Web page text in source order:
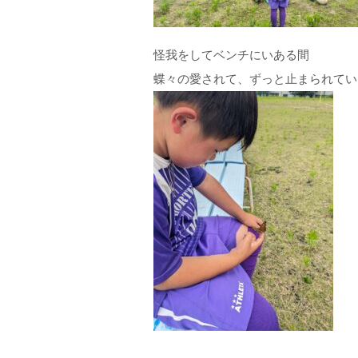
怪我をしてベンチにいある間
蝶々の愛されて、ずっと止まられて